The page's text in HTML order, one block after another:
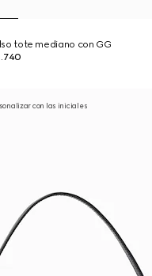
tote mediano con GG
con las iniciales